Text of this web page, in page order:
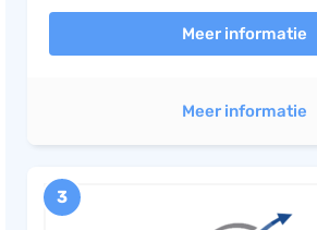
Meer informatie
Meer informatie
3